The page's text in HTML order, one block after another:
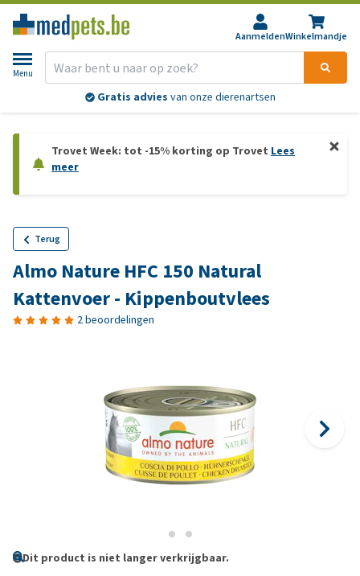
AanmeldenWinkelmandje
Menu
Gratis advies van onze dierenartsen
Trovet Week: tot -15% korting op Trovet Lees
meer
Terug
Almo Nature HFC 150 Natural
Kattenvoer - Kippenboutvlees
2 beoordelingen
Dit product is niet langer verkrijgbaar.